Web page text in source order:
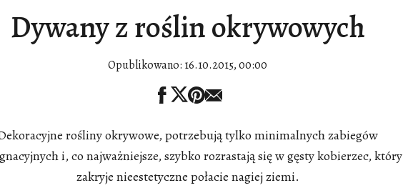
Dywany z roślin okrywowych
Opublikowano: 16.10.2015, 00:00
rośliny okrywowe, potrzebują tylko minimalnych zabiegów
i, co najważniejsze, szybko rozrastają się w gęsty kobierzec, który
zakryje nieestetyczne połacie nagiej ziemi.